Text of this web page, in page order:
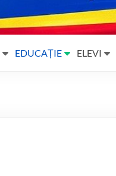
EDUCAȚIE ELEVI